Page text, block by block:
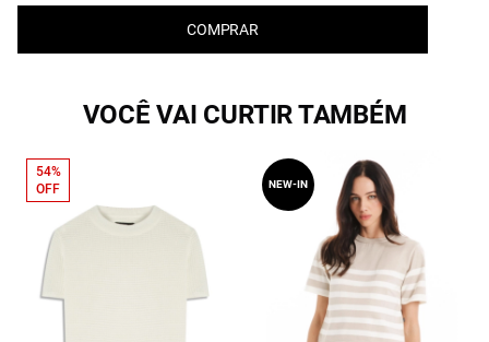
COMPRAR
VOCÊ VAI CURTIR TAMBÉM
54%
OFF
NEW-IN